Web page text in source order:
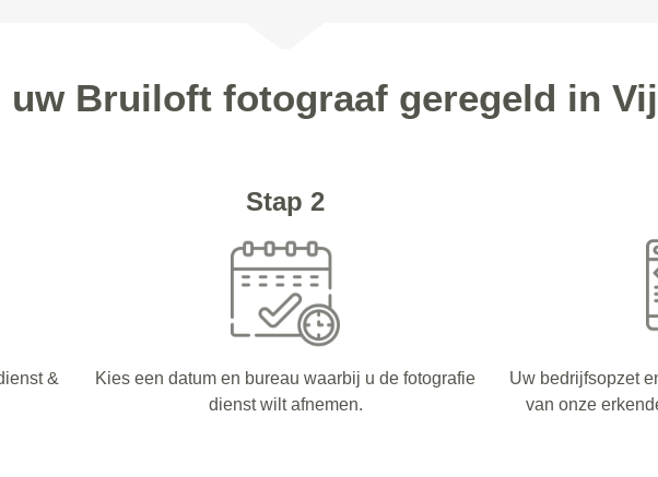
uw Bruiloft fotograaf geregeld in
&
Stap 2
Kies een datum en bureau waarbij u de fotografie
dienst wilt afnemen.
Uw bedrijfsopzet
van onze